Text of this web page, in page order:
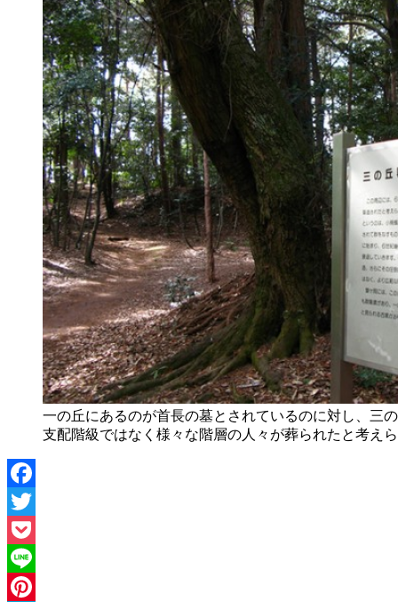
一の丘にあるのが首長の墓とされているのに対し、三
支配階級ではなく様々な階層の人々が葬られたと考え
Facebook
Twitter
Pocket
Line